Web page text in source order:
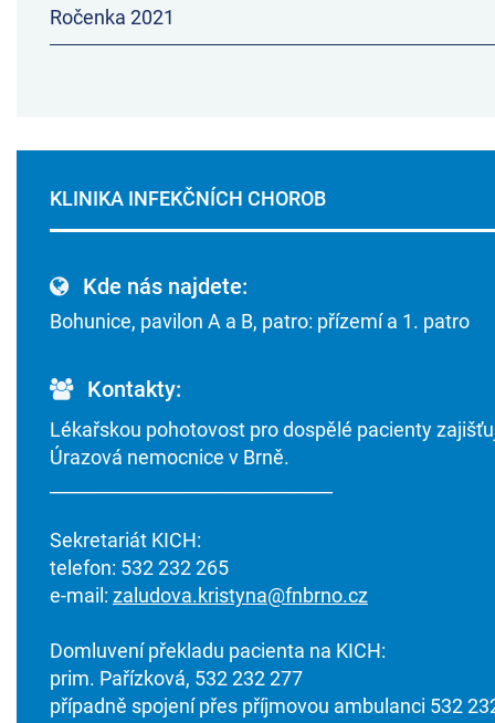
Ročenka 2021
KLINIKA INFEKČNÍCH CHOROB
Kde nás najdete:
Bohunice, pavilon A a B, patro: přízemí a 1. patro
Kontakty:
Lékařskou pohotovost pro dospělé pacienty
Úrazová nemocnice v Brně.
Sekretariát KICH:
telefon: 532 232 265
e-mail: zaludova.kristyna@fnbrno.cz
Domluvení překladu pacienta na KICH:
prim. Pařízková, 532 232 277
případně spojení přes příjmovou ambulanci 532